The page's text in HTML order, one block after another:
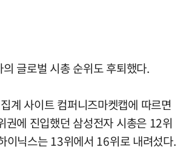
글로벌 시총 순위도 후퇴했다.
계 사이트 컴퍼니즈마켓캡에 따르면
권에 진입했던 삼성전자 시총은 12위
이닉스는 13위에서 16위로 내려섰다.